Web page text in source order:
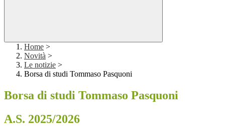
Home >
Novità >
Le notizie >
Borsa di studi Tommaso Pasquoni
Borsa di studi Tommaso Pasquoni
A.S. 2025/2026